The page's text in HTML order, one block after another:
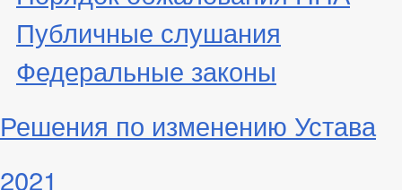
Публичные слушания
Федеральные законы
Решения по изменению Устава
2021